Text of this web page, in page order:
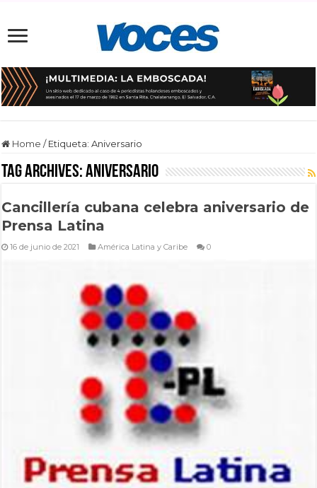
Home / Etiqueta:Aniversario
Tag Archives:Aniversario
Cancillería cubana celebra aniversario de
Prensa Latina
16 de junio de 2021 América Latina y Caribe 0